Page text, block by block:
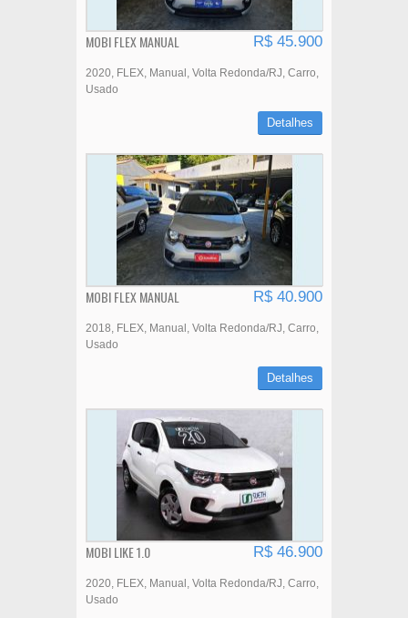
MOBI FLEX MANUAL R$ 45.900
2020 FLEX Manual Volta Redonda/RJ Carro
Usado
Detalhes
MOBI FLEX MANUAL R$ 40.900
2018 FLEX Manual Volta Redonda/RJ Carro
Usado
Detalhes
MOBI LIKE 1.0 R$ 46.900
2020 FLEX Manual Volta Redonda/RJ Carro
Usado